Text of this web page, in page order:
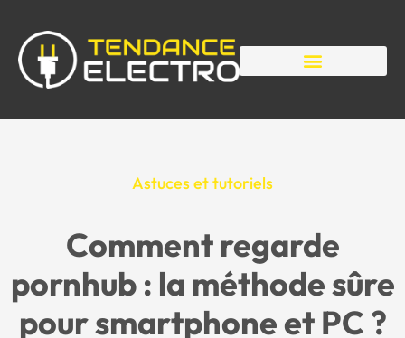
Astuces et tutoriels
Comment regarde
pornhub : la méthode sûre
pour smartphone et PC ?